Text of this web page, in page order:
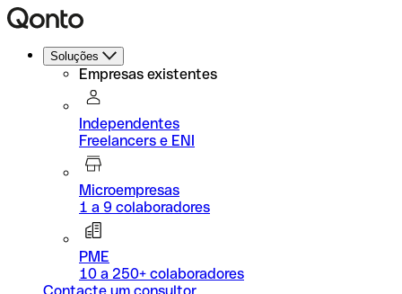
Soluções
Empresas existentes
Independentes
Freelancers e ENI
Microempresas
1 a 9 colaboradores
PME
10 a 250+ colaboradores